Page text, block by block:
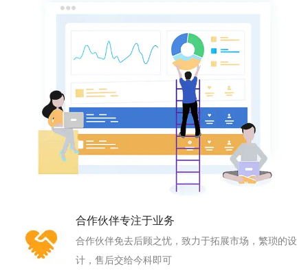
合作伙伴专注于业务
合作伙伴免去后顾之忧，致力于拓展市场，繁琐的设
计，售后交给今科即可